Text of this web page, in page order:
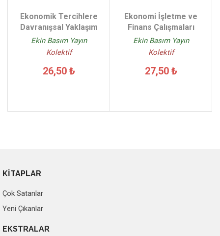
Ekonomik Tercihlere
Davranışsal Yaklaşım
Ekin Basım Yayın
Kolektif
26,50 ₺
Ekonomi İşletme ve
Finans Çalışmaları
Ekin Basım Yayın
Kolektif
27,50 ₺
KİTAPLAR
Çok Satanlar
Yeni Çıkanlar
EKSTRALAR